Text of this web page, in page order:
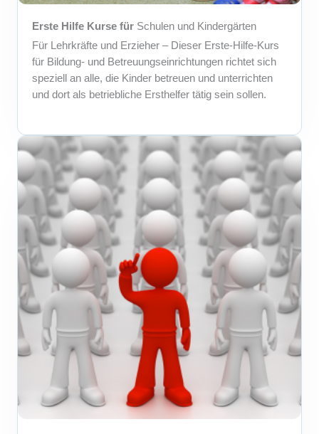
Erste Hilfe Kurse für Schulen und Kindergärten
Für Lehrkräfte und Erzieher – Dieser Erste-Hilfe-Kurs
für Bildung- und Betreuungseinrichtungen richtet sich
speziell an alle, die Kinder betreuen und unterrichten
und dort als betriebliche Ersthelfer tätig sein sollen.